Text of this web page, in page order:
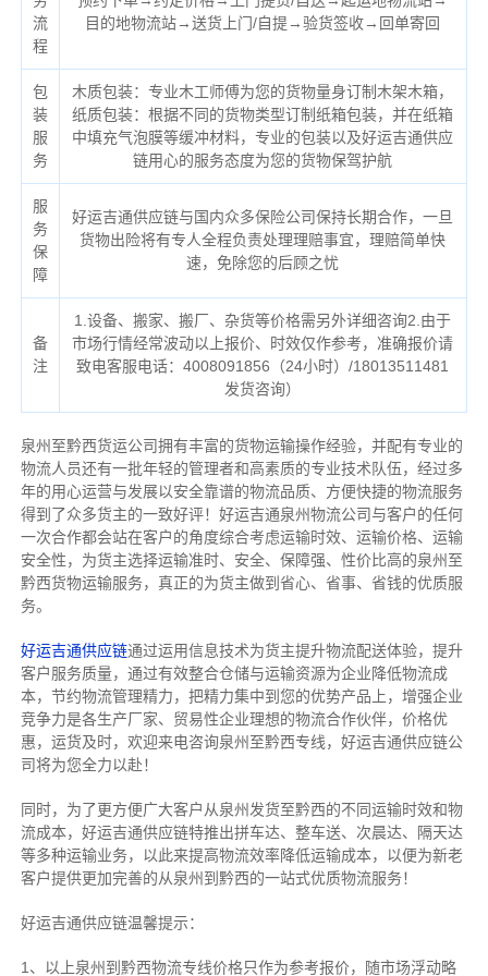
流
程
目的地物流站→送货上门/自提→验货签收→回单寄回
包
装
服
务
木质包装：专业木工师傅为您的货物量身订制木架木箱，
纸质包装：根据不同的货物类型订制纸箱包装，并在纸箱
中填充气泡膜等缓冲材料，专业的包装以及好运吉通供应
链用心的服务态度为您的货物保驾护航
服
务
保
障
好运吉通供应链与国内众多保险公司保持长期合作，一旦
货物出险将有专人全程负责处理理赔事宜，理赔简单快
速，免除您的后顾之忧
备
注
1.设备、搬家、搬厂、杂货等价格需另外详细咨询2.由于
市场行情经常波动以上报价、时效仅作参考，准确报价请
致电客服电话：4008091856（24小时）/18013511481
发货咨询）
泉州至黔西货运公司拥有丰富的货物运输操作经验，并配有专业的
物流人员还有一批年轻的管理者和高素质的专业技术队伍，经过多
年的用心运营与发展以安全靠谱的物流品质、方便快捷的物流服务
得到了众多货主的一致好评！好运吉通泉州物流公司与客户的任何
一次合作都会站在客户的角度综合考虑运输时效、运输价格、运输
安全性，为货主选择运输准时、安全、保障强、性价比高的泉州至
黔西货物运输服务，真正的为货主做到省心、省事、省钱的优质服
务。
好运吉通供应链通过运用信息技术为货主提升物流配送体验，提升
客户服务质量，通过有效整合仓储与运输资源为企业降低物流成
本，节约物流管理精力，把精力集中到您的优势产品上，增强企业
竞争力是各生产厂家、贸易性企业理想的物流合作伙伴，价格优
惠，运货及时，欢迎来电咨询泉州至黔西专线，好运吉通供应链公
司将为您全力以赴！
同时，为了更方便广大客户从泉州发货至黔西的不同运输时效和物
流成本，好运吉通供应链特推出拼车达、整车送、次晨达、隔天达
等多种运输业务，以此来提高物流效率降低运输成本，以便为新老
客户提供更加完善的从泉州到黔西的一站式优质物流服务！
好运吉通供应链温馨提示：
1、以上泉州到黔西物流专线价格只作为参考报价，随市场浮动略